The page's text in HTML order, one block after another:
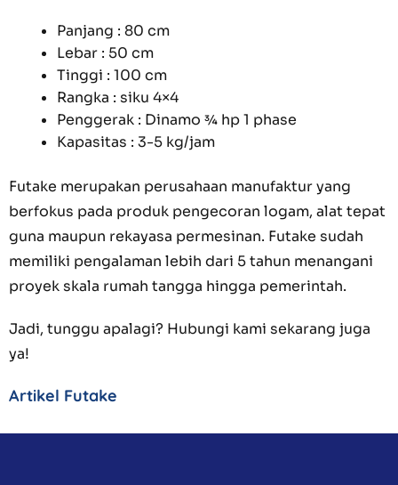
Panjang : 80 cm
Lebar : 50 cm
Tinggi : 100 cm
Rangka : siku 4×4
Penggerak : Dinamo ¾ hp 1 phase
Kapasitas : 3-5 kg/jam
Futake merupakan perusahaan manufaktur yang
berfokus pada produk pengecoran logam, alat tepat
guna maupun rekayasa permesinan. Futake sudah
memiliki pengalaman lebih dari 5 tahun menangani
proyek skala rumah tangga hingga pemerintah.
Jadi, tunggu apalagi? Hubungi kami sekarang juga
ya!
Artikel Futake